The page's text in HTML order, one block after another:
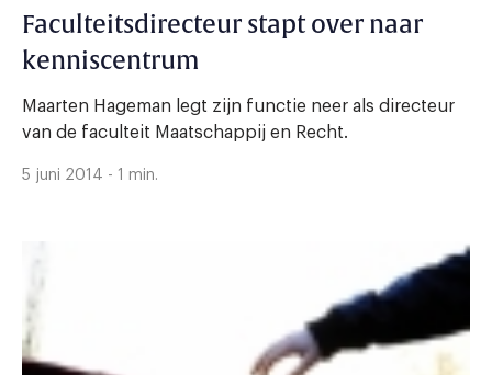
Faculteitsdirecteur stapt over naar
kenniscentrum
Maarten Hageman legt zijn functie neer als directeur
van de faculteit Maatschappij en Recht.
5 juni 2014 - 1 min.